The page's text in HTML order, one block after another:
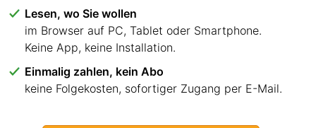
Lesen, wo Sie wollen
im Browser auf PC, Tablet oder Smartphone.
Keine App, keine Installation.
Einmalig zahlen, kein Abo
keine Folgekosten, sofortiger Zugang per E-Mail.